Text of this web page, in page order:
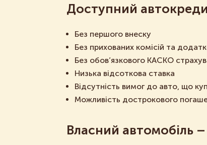
Доступний
Без першого внеску
Без прихованих комісій та
Без обов’язкового КАСКО
Низька відсоткова ставка
Відсутність вимог до авто, що
Можливість дострокового
Власний автомобіль